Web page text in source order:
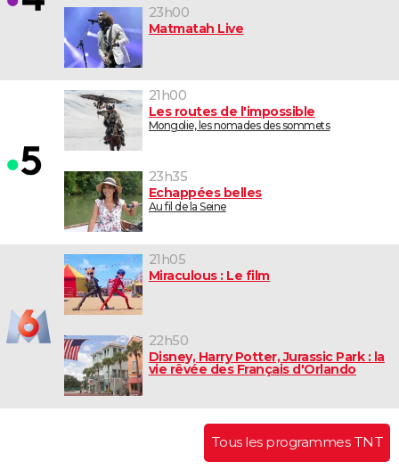
23h00
Matmatah Live
21h00
Les routes de l'impossible
Mongolie, les nomades des sommets
23h35
Echappées belles
Au fil de la Seine
21h05
Miraculous : Le film
22h50
Disney, Harry Potter, Jurassic Park : la
vie rêvée des Français d'Orlando
Tous les programmes TNT